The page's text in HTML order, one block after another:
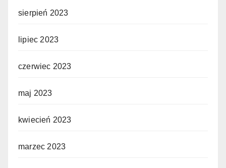
sierpień 2023
lipiec 2023
czerwiec 2023
maj 2023
kwiecień 2023
marzec 2023